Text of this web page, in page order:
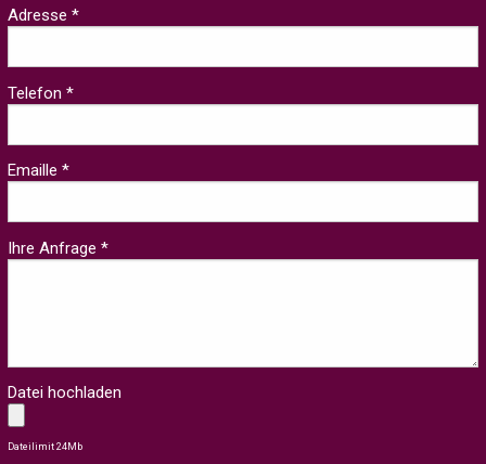
Adresse *
Telefon *
Emaille *
Ihre Anfrage *
Datei hochladen
Dateilimit 24Mb